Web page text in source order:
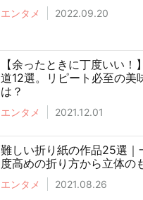
エンタメ 2022.09.20
【余ったときに丁度いい！
道12選。リピート必至の美
は？
エンタメ 2021.12.01
難しい折り紙の作品25選｜
度高めの折り方から立体の
エンタメ 2021.08.26